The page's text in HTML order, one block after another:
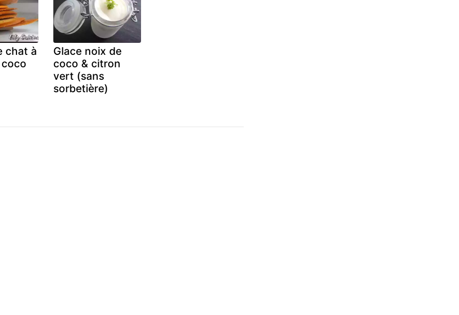
chat à
Glace noix de
coco & citron
vert (sans
sorbetière)